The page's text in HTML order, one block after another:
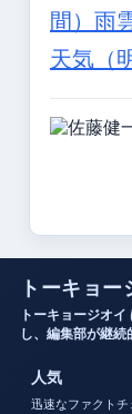
間） 雨
天気（
トーキョー
トーキョージオ
し、編集部が継続
人気
迅速なファクト